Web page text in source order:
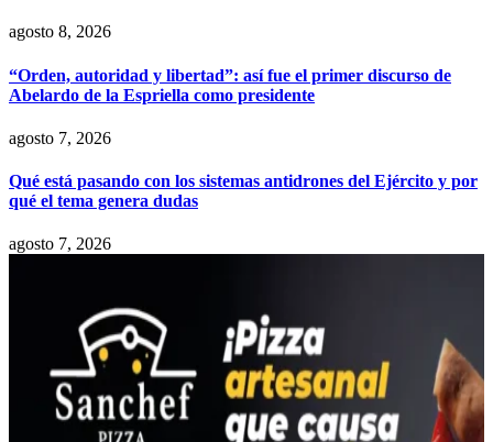
agosto 8, 2026
“Orden, autoridad y libertad”: así fue el primer discurso de
Abelardo de la Espriella como presidente
agosto 7, 2026
Qué está pasando con los sistemas antidrones del Ejército y por
qué el tema genera dudas
agosto 7, 2026